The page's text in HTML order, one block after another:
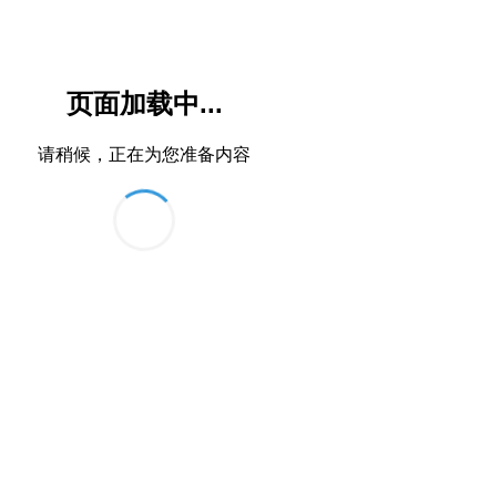
页面加载中...
请稍候，正在为您准备内容